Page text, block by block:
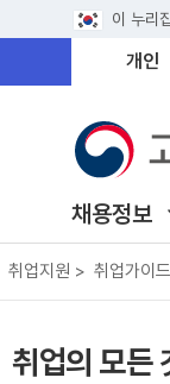
이 누리
개인
채용정보
취업지원 > 취업가이
취업의 모든